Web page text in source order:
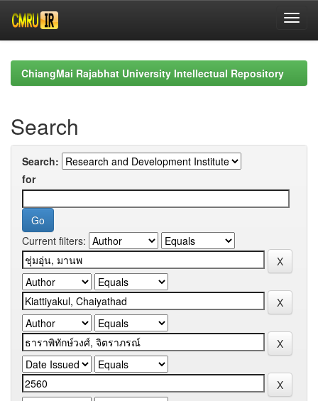
navigationChiangMai Rajabhat University Intellectual Repository
Search
Search:
for
Current filters: